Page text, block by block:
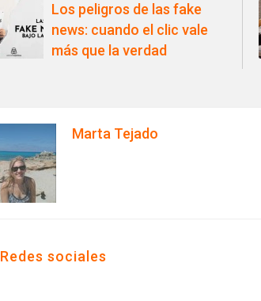
Los peligros de las fake
news: cuando el clic vale
más que la verdad
Marta Tejado
Redes sociales